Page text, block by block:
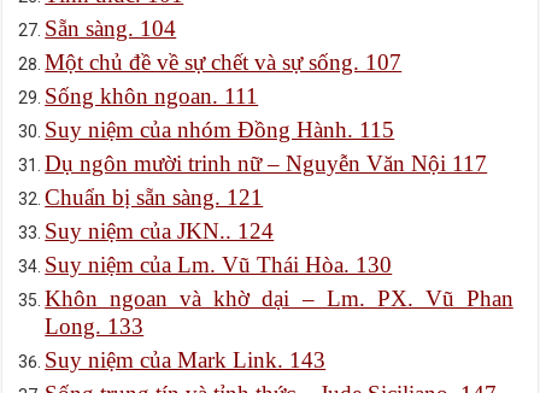
Sẵn sàng. 104
Một chủ đề về sự chết và sự sống. 107
Sống khôn ngoan. 111
Suy niệm của nhóm Đồng Hành. 115
Dụ ngôn mười trinh nữ – Nguyễn Văn Nội 117
Chuẩn bị sẵn sàng. 121
Suy niệm của JKN.. 124
Suy niệm của Lm. Vũ Thái Hòa. 130
Khôn ngoan và khờ dại – Lm. PX. Vũ Phan
Long. 133
Suy niệm của Mark Link. 143